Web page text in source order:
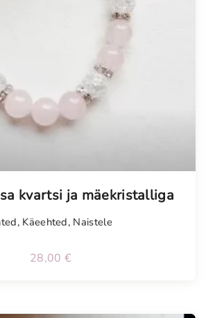
kvartsi ja mäekristalliga
, Käeehted, Naistele
28,00 €